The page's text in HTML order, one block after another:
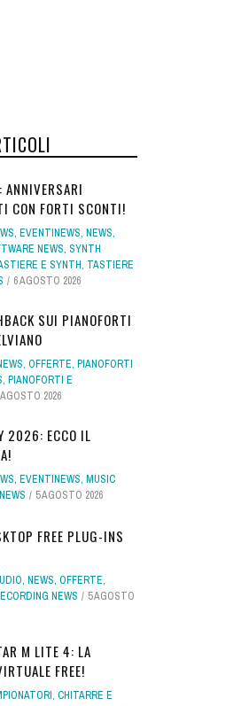
ANNIVERSARI
CON FORTI SCONTI!
, EVENTINEWS, NEWS,
NEWS, SYNTH
E SYNTH, TASTIERE
6 AGOSTO 2026
SUI PIANOFORTI
, OFFERTE, PIANOFORTI
, PIANOFORTI E
2026
2026: ECCO IL
, EVENTINEWS, MUSIC
NEWS 5 AGOSTO 2026
FREE PLUG-INS
, NEWS, OFFERTE,
NEWS
5 AGOSTO
M LITE 4: LA
FREE!
, CHITARRE E